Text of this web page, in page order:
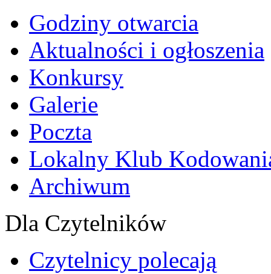
Godziny otwarcia
Aktualności i ogłoszenia
Konkursy
Galerie
Poczta
Lokalny Klub
Archiwum
Dla Czytelników
Czytelnicy polecają